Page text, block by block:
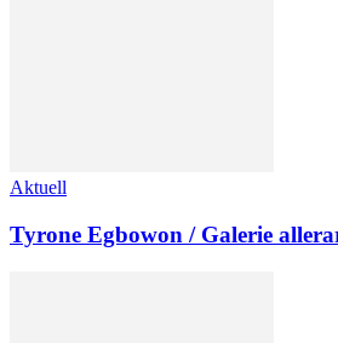
Aktuell
Tyrone Egbowon / Galerie